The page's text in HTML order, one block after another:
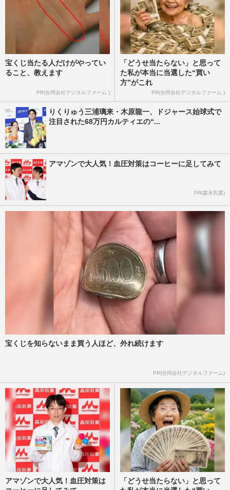
宝くじ当たる人だけがやってい
ること、教えます
PR(合同会社デジタルファーム )
「どうせ当たらない」と思って
た私が本当に当選した“買い
方”がこれ
PR(合同会社デジタルファーム )
りくりゅう三浦璃来・木原龍一、ドジャース始球式で
注目された68万円カルティエの“...
アマゾンで大人気！血圧対策はコーヒーに足してみて
PR(森永乳業)
宝くじを知らないまま買う人ほど、外れ続けます
PR(合同会社デジタルファーム)
アマゾンで大人気！血圧対策は
「どうせ当たらない」と思って